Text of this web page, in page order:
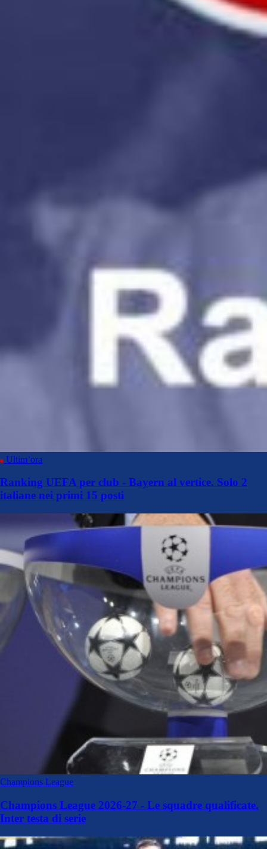
Ultim’ora
Ranking UEFA per club - Bayern al vertice. Solo 2
italiane nei primi 15 posti
Champions League
Champions League 2026-27 - Le squadre qualificate.
Inter testa di serie